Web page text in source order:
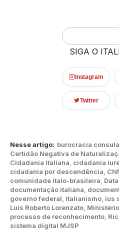
SIGA O
Instagram
Twitter
Nesse artigo: burocracia
Certidão Negativa de
Cidadania italiana cidadania
cidadania por descendência
comunidade ítalo-brasileira
documentação italiana
governo federal italianismo ius
Luis Roberto Lorenzato
processo de reconhecimento
sistema digital MJSP